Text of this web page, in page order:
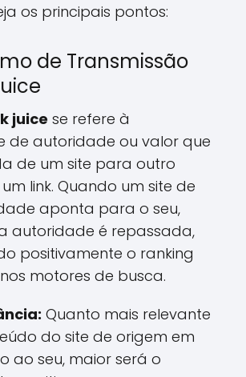
os principais pontos:
de Transmissão
juice se refere à
de autoridade ou valor que
de um site para outro
link. Quando um site de
aponta para o seu,
autoridade é repassada,
positivamente o ranking
motores de busca.
Quanto mais relevante
do site de origem em
ao seu, maior será o